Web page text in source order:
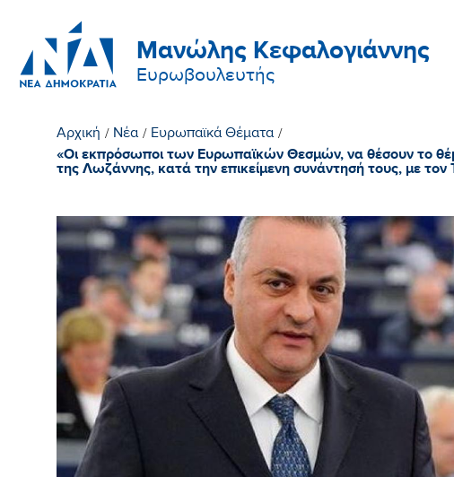
Μανώλης Κεφαλογιάννης
Ευρωβουλευτής
Αρχική / Νέα / Ευρωπαϊκά Θέματα /
«Οι εκπρόσωποι των Ευρωπαϊκών Θεσμών, να θέσουν το
της Λωζάννης, κατά την επικείμενη συνάντησή τους, με